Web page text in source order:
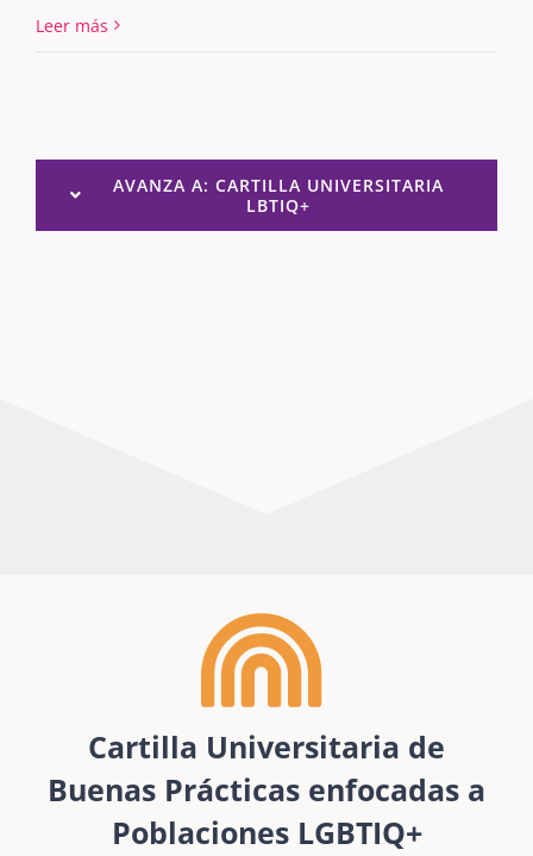
Leer más
AVANZA A: CARTILLA UNIVERSITARIA
LBTIQ+
Cartilla Universitaria de
Buenas Prácticas enfocadas a
Poblaciones LGBTIQ+